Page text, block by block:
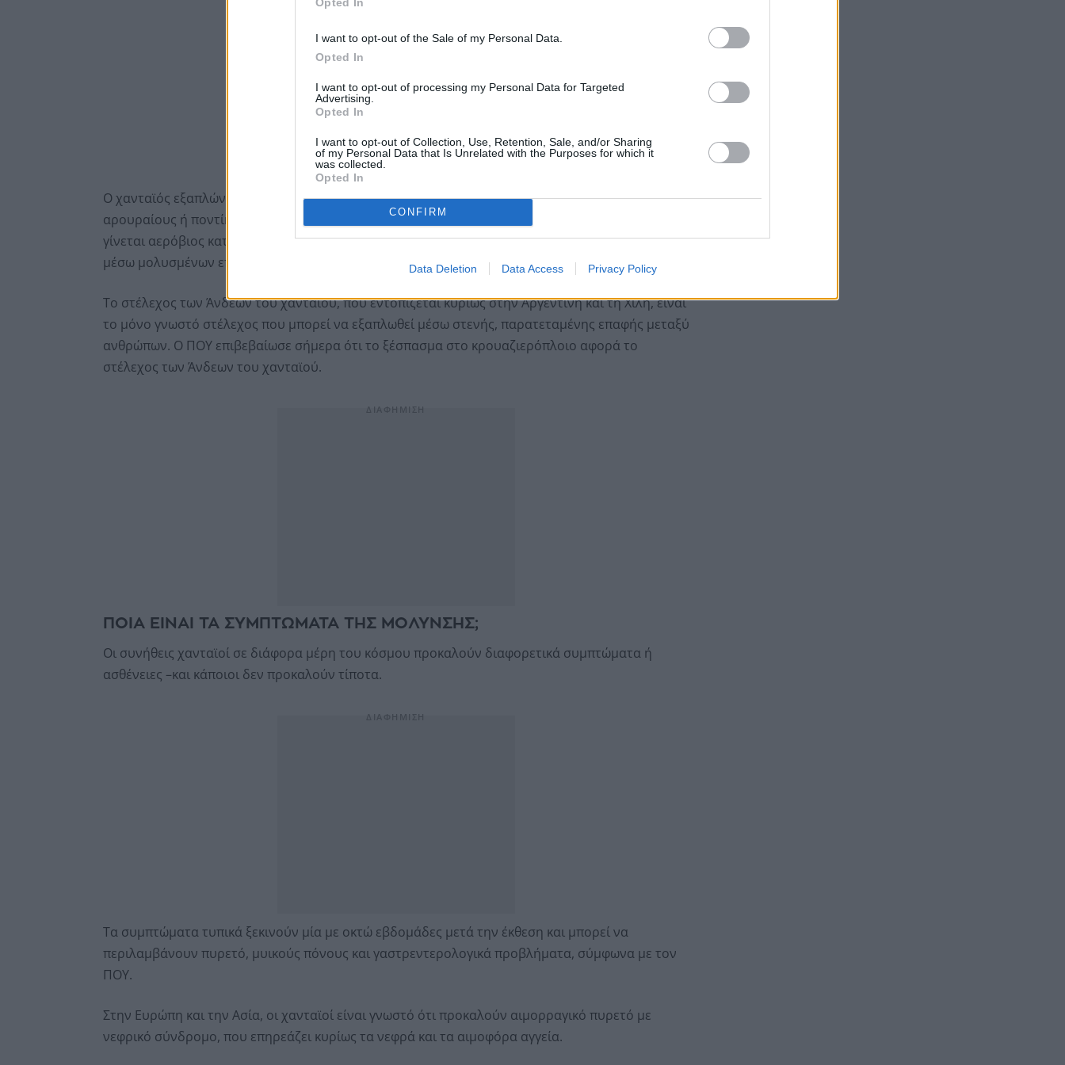
I want to opt-out of the Sale of my Personal Data.
Opted In
I want to opt-out of processing my Personal Data for Targeted
Advertising.
Opted In
I want to opt-out of Collection, Use, Retention, Sale, and/or Sharing
of my Personal Data that Is Unrelated with the Purposes for which it
was collected.
Opted In
CONFIRM
Data Deletion Data Access Privacy Policy
Ο χανταϊός εξαπλώνεται κυρίως μέσω των τρωκτικών, μολύνοντας ανθρώπους μέσω επαφής με
αρουραίους ή ποντίκια, ή τα ούρα τους, τα περιττώματα και ή το σάλιο τους– συχνά όταν ο ιός
γίνεται αερόβιος κατά τον καθαρισμό μολυσμένων περιοχών. Λιγότερο συχνά, εξαπλώνεται
μέσω μολυσμένων επιφανειών.
Το στέλεχος των Άνδεων του χανταϊού, που εντοπίζεται κυρίως στην Αργεντινή και τη Χιλή, είναι
το μόνο γνωστό στέλεχος που μπορεί να εξαπλωθεί μέσω στενής, παρατεταμένης επαφής μεταξύ
ανθρώπων. Ο ΠΟΥ επιβεβαίωσε σήμερα ότι το ξέσπασμα στο κρουαζιερόπλοιο αφορά το
στέλεχος των Άνδεων του χανταϊού.
ΠΟΙΑ ΕΙΝΑΙ ΤΑ ΣΥΜΠΤΩΜΑΤΑ ΤΗΣ ΜΟΛΥΝΣΗΣ;
Οι συνήθεις χανταϊοί σε διάφορα μέρη του κόσμου προκαλούν διαφορετικά συμπτώματα ή
ασθένειες –και κάποιοι δεν προκαλούν τίποτα.
Τα συμπτώματα τυπικά ξεκινούν μία με οκτώ εβδομάδες μετά την έκθεση και μπορεί να
περιλαμβάνουν πυρετό, μυικούς πόνους και γαστρεντερολογικά προβλήματα, σύμφωνα με τον
ΠΟΥ.
Στην Ευρώπη και την Ασία, οι χανταϊοί είναι γνωστό ότι προκαλούν αιμορραγικό πυρετό με
νεφρικό σύνδρομο, που επηρεάζει κυρίως τα νεφρά και τα αιμοφόρα αγγεία.